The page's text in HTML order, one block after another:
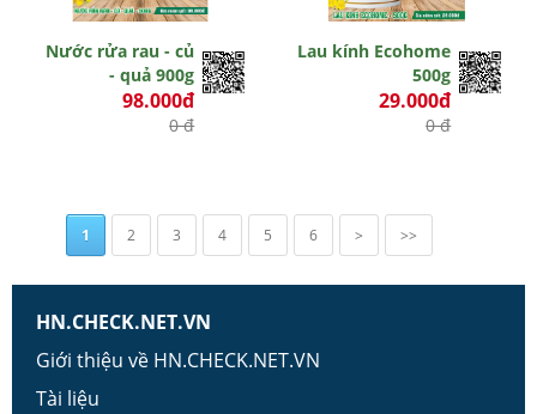
Nước rửa rau - củ
- quả 900g
98.000đ
0 đ
Lau kính Ecohome
500g
29.000đ
0 đ
1 2 3 4 5 6 > >>
HN.CHECK.NET.VN
Giới thiệu về HN.CHECK.NET.VN
Tài liệu